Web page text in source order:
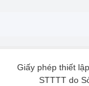
Giấy phép thiết
STTTT do